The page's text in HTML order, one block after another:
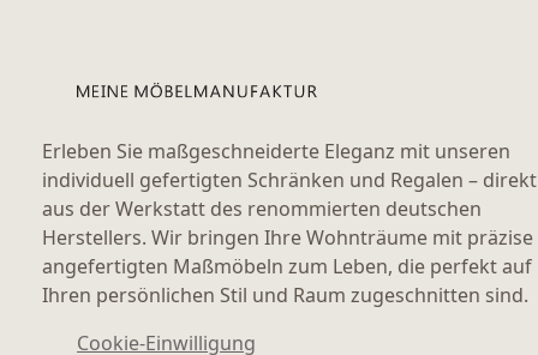
Erleben Sie maßgeschneiderte Eleganz mit unseren
individuell gefertigten Schränken und Regalen – direkt
aus der Werkstatt des renommierten deutschen
Herstellers. Wir bringen Ihre Wohnträume mit präzise
angefertigten Maßmöbeln zum Leben, die perfekt auf
Ihren persönlichen Stil und Raum zugeschnitten sind.
Cookie-Einwilligung